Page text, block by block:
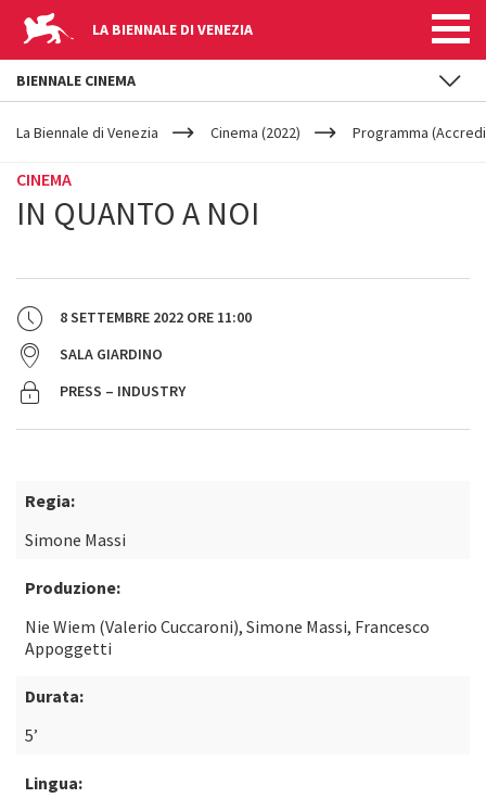
LA BIENNALE DI VENEZIA
YOUR
ARE
La Biennale di Venezia Cinema (2022) Programma
CINEMA
IN QUANTO A NOI
8 SETTEMBRE 2022 ORE 11:00
SALA GIARDINO
PRESS – INDUSTRY
Regia:
Simone Massi
Produzione:
Nie Wiem (Valerio Cuccaroni), Simone Massi, Francesco
Appoggetti
Durata:
5’
Lingua:
BIENNALE CINEMA